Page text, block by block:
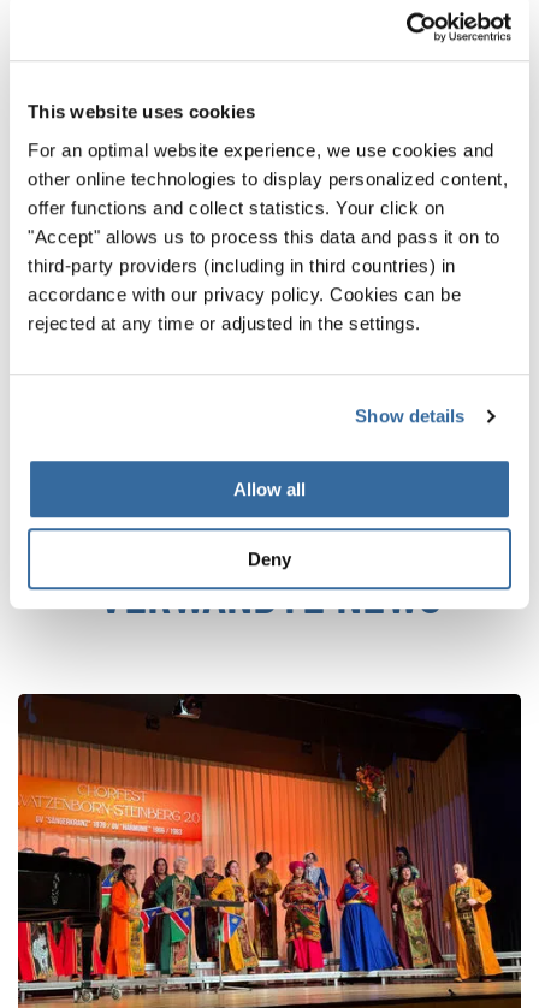
This website uses cookies
For an optimal website experience, we use cookies and
other online technologies to display personalized content,
offer functions and collect statistics. Your click on
"Accept" allows us to process this data and pass it on to
third-party providers (including in third countries) in
accordance with our privacy policy. Cookies can be
rejected at any time or adjusted in the settings.
Show details
Allow all
Deny
, um die schönsten
musikalischen Highlights, Eindrücken hinter den Kulissen
und Einblicken in die lebendige Chorgemeinschaft, die
sich hier in Hull versammelt hat.
Wir danken allen Chören für ihre inspirierenden Beiträge
und freuen uns darauf, Euch schon bald bei einer der
nächsten INTERKULTUR-Veranstaltungen wiederzusehen
– dort, wo die Welt im Gesang zusammenkommt.
INTERKULTUR-Events
VERWANDTE NEWS